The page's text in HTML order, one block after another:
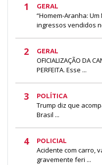
1 GERAL
“Homem-Aranha:
ingressos vendidos
2 GERAL
OFICIALIZAÇÃO DA
PERFEITA. Esse ...
3 POLÍTICA
Trump diz que
Brasil ...
4 POLICIAL
Acidente com carro,
gravemente feri ...